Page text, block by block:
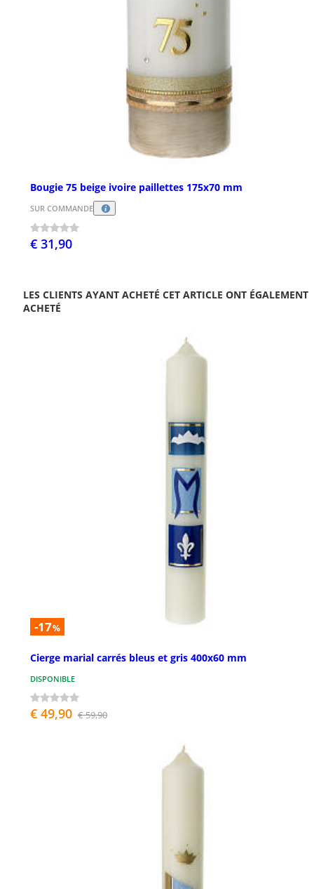
Bougie 75 beige ivoire paillettes 175x70 mm
SUR COMMANDE
€ 31,90
LES CLIENTS AYANT ACHETÉ CET ARTICLE ONT ÉGALEMENT
ACHETÉ
-17%
Cierge marial carrés bleus et gris 400x60 mm
DISPONIBLE
€ 49,90 € 59,90